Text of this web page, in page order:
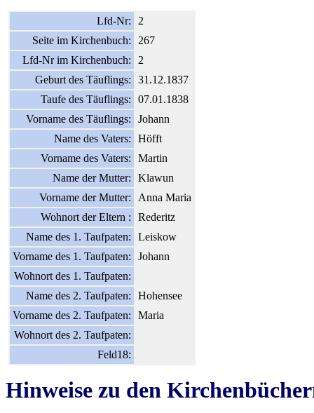
Lfd-Nr:
2
Seite im Kirchenbuch:
267
Lfd-Nr im Kirchenbuch:
2
Geburt des Täuflings:
31.12.1837
Taufe des Täuflings:
07.01.1838
Vorname des Täuflings:
Johann
Name des Vaters:
Höfft
Vorname des Vaters:
Martin
Name der Mutter:
Klawun
Vorname der Mutter:
Anna Maria
Wohnort der Eltern :
Rederitz
Name des 1. Taufpaten:
Leiskow
Vorname des 1. Taufpaten:
Johann
Wohnort des 1. Taufpaten:
Name des 2. Taufpaten:
Hohensee
Vorname des 2. Taufpaten:
Maria
Wohnort des 2. Taufpaten:
Feld18:
Hinweise zu den